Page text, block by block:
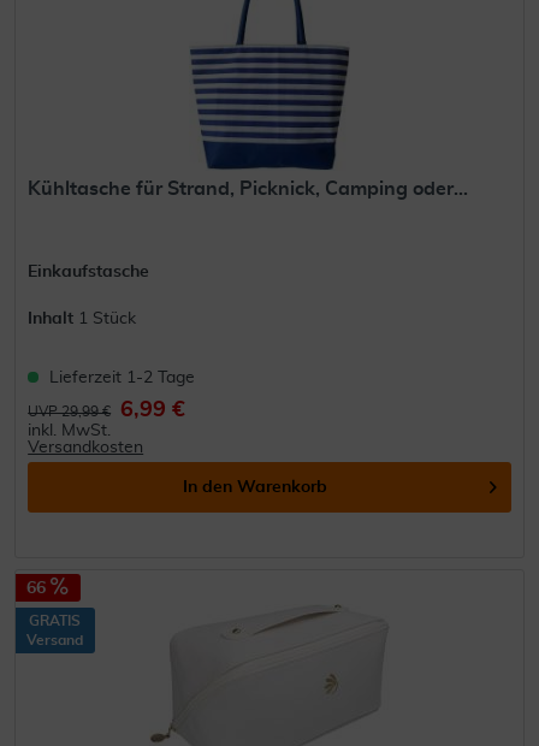
Kühltasche für Strand, Picknick, Camping oder...
Einkaufstasche
Inhalt 1 Stück
Lieferzeit 1-2 Tage
UVP 29,99 € 6,99 €
inkl. MwSt.
Versandkosten
In den Warenkorb
66
GRATIS
Versand